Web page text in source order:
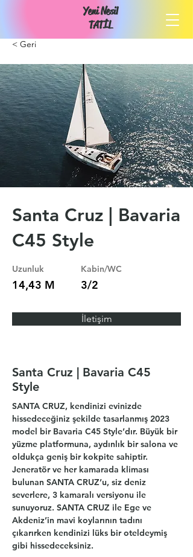
Yeni Nesil
TATİL
< Geri
Santa Cruz | Bavaria
C45 Style
Uzunluk
14,43 M
Kabin/WC
3/2
İletişim
Santa Cruz | Bavaria C45
Style
SANTA CRUZ, kendinizi evinizde
hissedeceğiniz şekilde tasarlanmış 2023
model bir Bavaria C45 Style’dır. Büyük bir
yüzme platformuna, aydınlık bir salona ve
oldukça geniş bir kokpite sahiptir.
Jeneratör ve her kamarada kliması
bulunan SANTA CRUZ’u, siz deniz
severlere, 3 kamaralı versiyonu ile
sunuyoruz. SANTA CRUZ ile Ege ve
Akdeniz’in mavi koylarının tadını
çıkarırken kendinizi lüks bir oteldeymiş
gibi hissedeceksiniz.